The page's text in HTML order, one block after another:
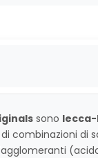
sono
combinazioni di